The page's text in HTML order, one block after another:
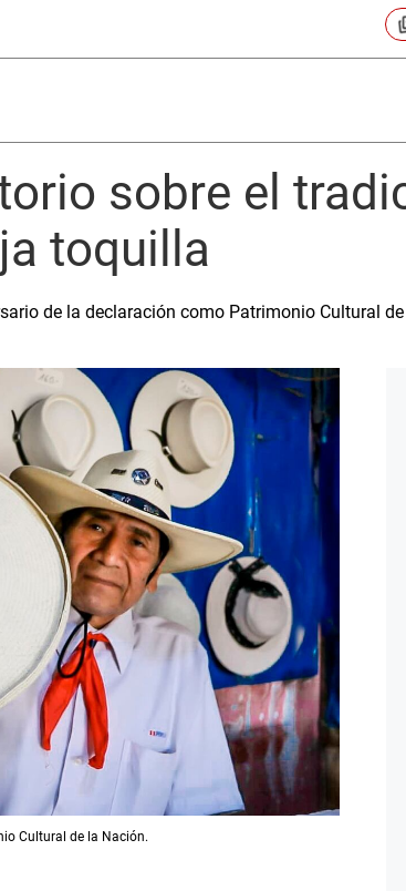
sobre el
toquilla
de la declaración como Patrimonio Cultural
Cultural de la Nación.